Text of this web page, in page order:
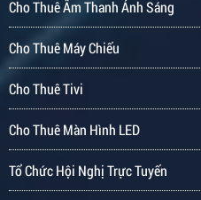
Cho Thuê Âm Thanh Ánh Sáng
Cho Thuê Máy Chiếu
Cho Thuê Tivi
Cho Thuê Màn Hình LED
Tổ Chức Hội Nghị Trực Tuyến